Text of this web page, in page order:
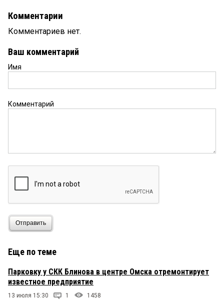
Комментарии
Комментариев нет.
Ваш комментарий
Имя
Комментарий
Отправить
Еще по теме
Парковку у СКК Блинова в центре Омска отремонтирует
известное предприятие
13 июля 15:30 1 1458